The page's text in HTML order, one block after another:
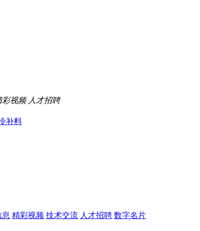
彩视频 人才招聘
补料
精彩视频 技术交流 人才招聘 数字名片